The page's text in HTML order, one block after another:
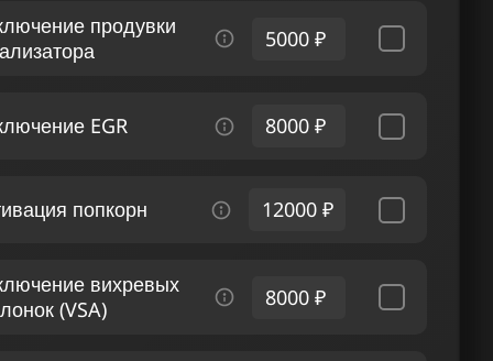
продувки
5000 ₽
EGR 8000 ₽
попкорн 12000 ₽
вихревых
(VSA)
8000 ₽